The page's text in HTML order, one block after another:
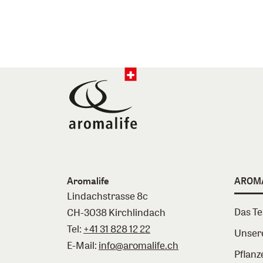
Aromalife
Lindachstrasse 8c
CH-3038 Kirchlindach
Tel: +41 31 828 12 22
E-Mail: info@aromalife.ch
Das